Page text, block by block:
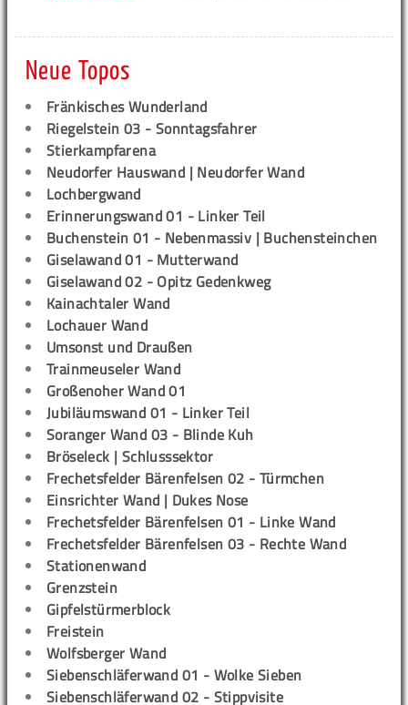
Neue Topos
Fränkisches Wunderland
Riegelstein 03 - Sonntagsfahrer
Stierkampfarena
Neudorfer Hauswand | Neudorfer Wand
Lochbergwand
Erinnerungswand 01 - Linker Teil
Buchenstein 01 - Nebenmassiv | Buchensteinchen
Giselawand 01 - Mutterwand
Giselawand 02 - Opitz Gedenkweg
Kainachtaler Wand
Lochauer Wand
Umsonst und Draußen
Trainmeuseler Wand
Großenoher Wand 01
Jubiläumswand 01 - Linker Teil
Soranger Wand 03 - Blinde Kuh
Bröseleck | Schlusssektor
Frechetsfelder Bärenfelsen 02 - Türmchen
Einsrichter Wand | Dukes Nose
Frechetsfelder Bärenfelsen 01 - Linke Wand
Frechetsfelder Bärenfelsen 03 - Rechte Wand
Stationenwand
Grenzstein
Gipfelstürmerblock
Freistein
Wolfsberger Wand
Siebenschläferwand 01 - Wolke Sieben
Siebenschläferwand 02 - Stippvisite